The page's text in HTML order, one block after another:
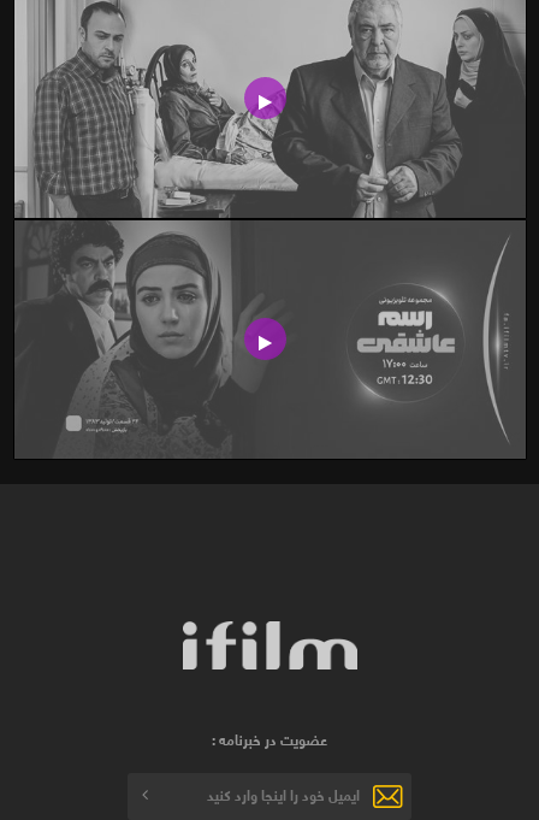
عضویت در خبرنامه :